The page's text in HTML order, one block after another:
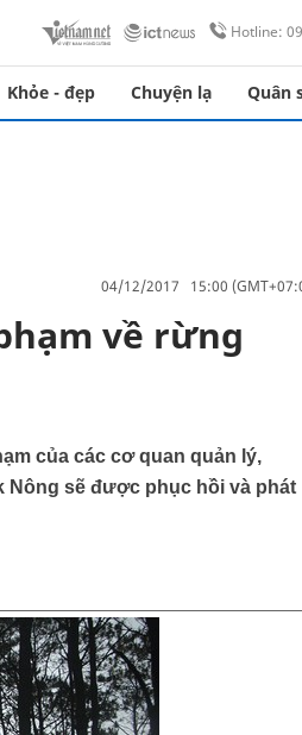
Hotline:
Khỏe - đẹp Chuyện lạ Quân
04/12/2017 15:00
về rừng
của các cơ quan quản lý,
sẽ được phục hồi và phát